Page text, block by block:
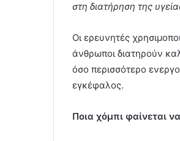
στη διατήρηση της
Οι ερευνητές
άνθρωποι διατηρούν
όσο περισσότερο
εγκέφαλος.
Ποια χόμπι φαίνεται